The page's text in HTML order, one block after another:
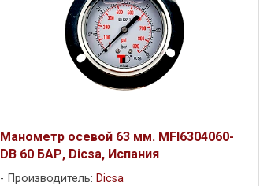
Манометр осевой 63 мм. MFI6304060-
DB 60 БАР, Dicsa, Испания
Производитель: Dicsa